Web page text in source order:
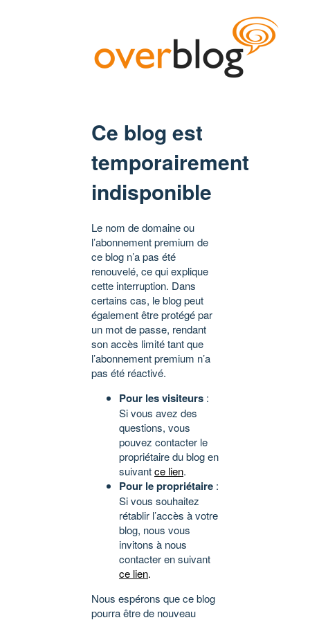
Ce blog est
temporairement
indisponible
Le nom de domaine ou
l’abonnement premium de
ce blog n’a pas été
renouvelé, ce qui explique
cette interruption. Dans
certains cas, le blog peut
également être protégé par
un mot de passe, rendant
son accès limité tant que
l’abonnement premium n’a
pas été réactivé.
Pour les visiteurs :
Si vous avez des
questions, vous
pouvez contacter le
propriétaire du blog en
suivantce lien.
Pour le propriétaire :
Si vous souhaitez
rétablir l’accès à votre
blog, nous vous
invitons à nous
contacter en suivant
ce lien.
Nous espérons que ce blog
pourra être de nouveau